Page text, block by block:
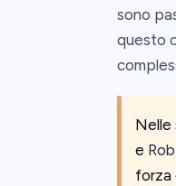
sono
questo
Nelle
e
forza